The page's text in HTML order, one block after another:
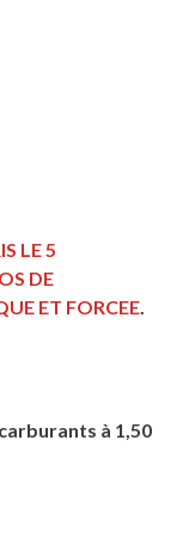
LE 5
DE
ET FORCEE
à 1,50